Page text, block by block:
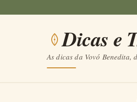
conteúdo
Dicas e
As dicas da Vovó Benedita,